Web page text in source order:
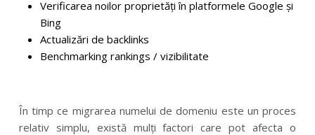
Verificarea noilor proprietăți în platformele Google și
Bing
Actualizări de backlinks
Benchmarking rankings / vizibilitate
În timp ce migrarea numelui de domeniu este un proces
relativ simplu, există mulți factori care pot afecta o